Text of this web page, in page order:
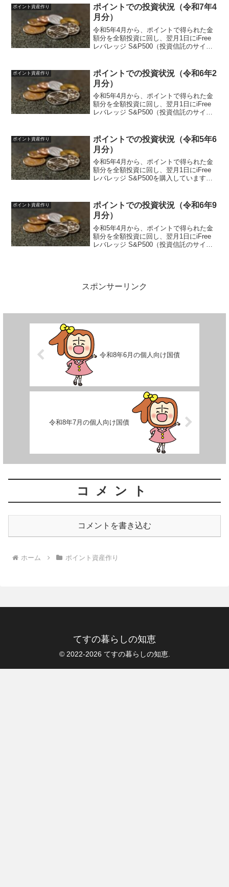
ポイント楽天ポイント、ポイントサイ
ト...
ポイント資産作り
ポイントでの投資状況（令和7年4
月分）
令和5年4月から、ポイントで得られた金
額分を全額投資に回し、翌月1日にiFree
レバレッジ S&P500（投資信託のサイ
iFreeレバレッジ S&P500（投資信託サイ
ト...
ポイント資産作り
ポイントでの投資状況（令和6年2
月分）
令和5年4月から、ポイントで得られた金
額分を全額投資に回し、翌月1日にiFree
レバレッジ S&P500（投資信託のサイ
バレッジ S&P500（投資信託サイト）
対...
ポイント資産作り
ポイントでの投資状況（令和5年6
月分）
令和5年4月から、ポイントで得られた金
額分を全額投資に回し、翌月1日にiFree
レバレッジ S&P500を購入しています。
ポイント楽天ポイント、ポイントサイ
ト...
ポイント資産作り
ポイントでの投資状況（令和6年9
月分）
令和5年4月から、ポイントで得られた金
額分を全額投資に回し、翌月1日にiFree
レバレッジ S&P500（投資信託のサイ
スポンサーリンク
令和8年6月の個人向け国債
令和8年7月の個人向け国債
コメント
コメントを書き込む
ホーム ポイント資産作り
てすの暮らしの知恵
© 2022-2026 てすの暮らしの知恵.